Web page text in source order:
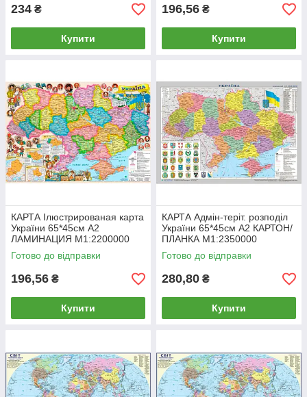
234 ₴
Купити
196,56 ₴
Купити
КАРТА Ілюстрированая карта
України 65*45см А2
ЛАМИНАЦИЯ М1:2200000
Готово до відправки
196,56 ₴
Купити
КАРТА Адмін-теріт. розподіл
України 65*45см А2 КАРТОН/
ПЛАНКА М1:2350000
Готово до відправки
280,80 ₴
Купити